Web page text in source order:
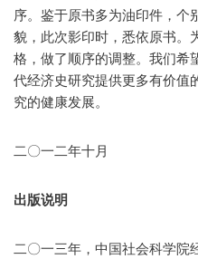
序。鉴于原书多为油印件，个
貌，此次影印时，悉依原书。
格，做了顺序的调整。我们希
代经济史研究提供更多有价值
究的健康发展。
二〇一二年十月
出版说明
二〇一三年，中国社会科学院